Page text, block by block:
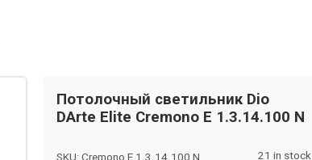
Потолочный светильник Dio
DArte Elite Cremono E 1.3.14.100 N
SKU: Cremono E 1.3.14.100 N 21 in stock